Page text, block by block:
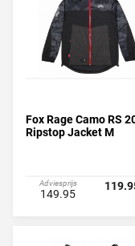
van goede kleding aan
jouw aangekochte
Fox Rage Camo RS
Ripstop Jacket M
Adviesprijs
149.95